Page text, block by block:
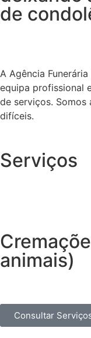
de
A Agência
equipa profissional
de serviços. Somos
difíceis.
Serviços
animais)
Consultar